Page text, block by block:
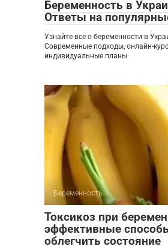
Беременность в
Ответы на
Узнайте все о беременности в
Современные подходы, онлайн-
индивидуальные планы
Беременность
Токсикоз при
эффективные
облегчить состояние